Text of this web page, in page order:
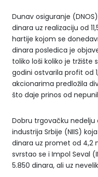
Dunav osiguranje
dinara uz realizaciju od
hartije kojom se
dinara posledica je
toliko loši koliko je tržište
godini ostvarila profit od
akcionarima predložila
što daje prinos od
Dobru trgovačku nedelju
industrija Srbije (NIIS)
dinara uz promet od 4,2
svrstao se i Impol Seval
5.850 dinara, ali uz